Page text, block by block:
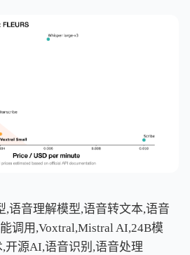
,语音理解模型,语音转文本,语音
调用,Voxtral,Mistral AI,24B模
开源AI,语音识别,语音处理